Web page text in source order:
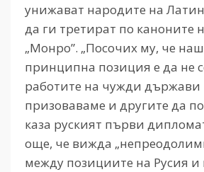
унижават народите на
да ги третират по каноните
„Монро”. „Посочих му, че
принципна позиция е да не
работите на чужди държави
призоваваме и другите да
каза руският първи
още, че вижда
между позициите на Русия